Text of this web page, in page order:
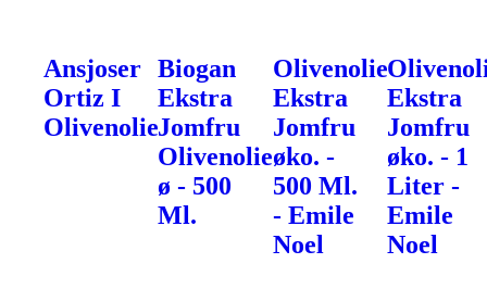
Ansjoser
Ortiz I
Olivenolie
Biogan
Ekstra
Jomfru
Olivenolie
ø - 500
Ml.
Olivenolie
Ekstra
Jomfru
øko. -
500 Ml.
- Emile
Noel
Ekstra
Jomfru
øko. - 1
Liter -
Emile
Noel